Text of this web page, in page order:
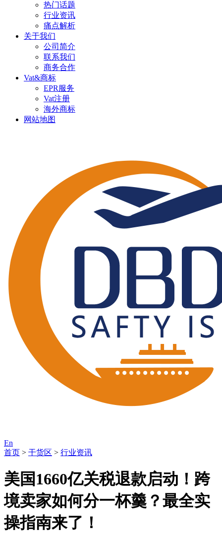
热门话题
行业资讯
痛点解析
关于我们
公司简介
联系我们
商务合作
Vat&商标
EPR服务
Vat注册
海外商标
网站地图
En
首页 > 干货区 > 行业资讯
美国1660亿关税退款启动！跨
境卖家如何分一杯羹？最全实
操指南来了！